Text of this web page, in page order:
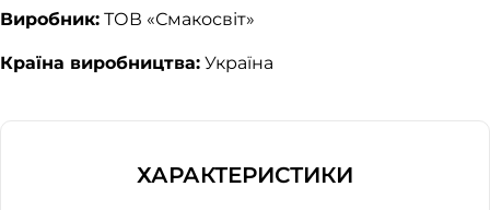
Виробник: ТОВ «Смакосвіт»
Країна виробництва: Україна
ХАРАКТЕРИСТИКИ